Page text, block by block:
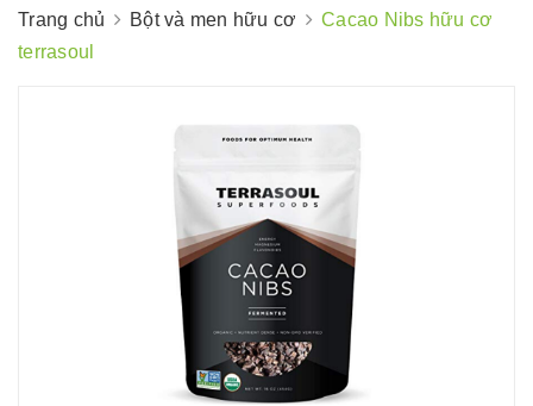
Trang chủ Bột và men hữu cơ
Cacao Nibs hữu cơ
terrasoul